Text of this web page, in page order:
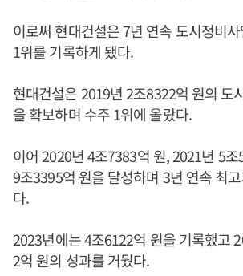
이로써 현대건설은 7년 연속 도시정비
1위를 기록하게 됐다.
현대건설은 2019년 2조8322억 원의 도
을 확보하며 수주 1위에 올랐다.
이어 2020년 4조7383억 원, 2021년 5
9조3395억 원을 달성하며 3년 연속 최
다.
2023년에는 4조6122억 원을 기록했고
2억 원의 성과를 거뒀다.